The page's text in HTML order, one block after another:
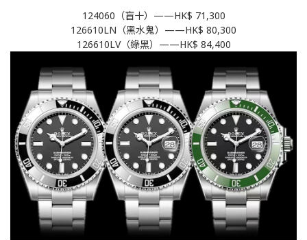
124060（盲十）——HK$ 71,300
126610LN（黑水鬼）——HK$ 80,300
126610LV（綠黑）——HK$ 84,400